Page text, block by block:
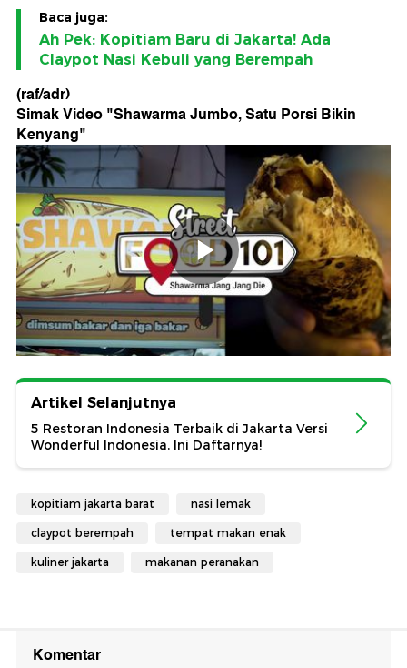
Baca juga:
Ah Pek: Kopitiam Baru di Jakarta! Ada
Claypot Nasi Kebuli yang Berempah
(raf/adr)
Simak Video "Shawarma Jumbo, Satu Porsi Bikin
Kenyang"
Artikel Selanjutnya
5 Restoran Indonesia Terbaik di Jakarta Versi
Wonderful Indonesia, Ini Daftarnya!
kopitiam jakarta barat nasi lemak
claypot berempah tempat makan enak
kuliner jakarta makanan peranakan
Komentar